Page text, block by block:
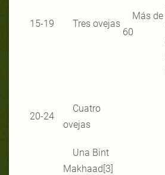
15-19 Tres ovejas
Más de
60
20-24
Cuatro
ovejas
Una Bint
Makhaad[3]